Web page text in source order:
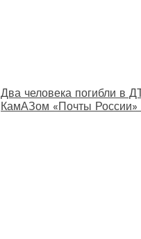
Два человека погибли в
КамАЗом «Почты России»